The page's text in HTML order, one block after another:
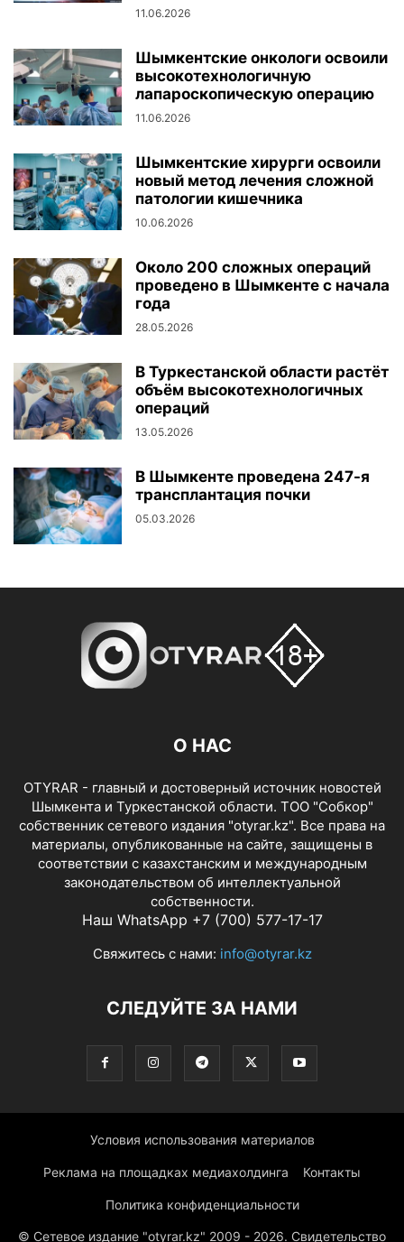
11.06.2026
Шымкентские онкологи освоили
высокотехнологичную
лапароскопическую операцию
11.06.2026
Шымкентские хирурги освоили
новый метод лечения сложной
патологии кишечника
10.06.2026
Около 200 сложных операций
проведено в Шымкенте с начала
года
28.05.2026
В Туркестанской области растёт
объём высокотехнологичных
операций
13.05.2026
В Шымкенте проведена 247-я
трансплантация почки
05.03.2026
О НАС
OTYRAR - главный и достоверный источник новостей
Шымкента и Туркестанской области. ТОО "Собкор"
собственник сетевого издания "otyrar.kz". Все права на
материалы, опубликованные на сайте, защищены в
соответствии с казахстанским и международным
законодательством об интеллектуальной
собственности.
Наш WhatsApp +7 (700) 577-17-17
Свяжитесь с нами: info@otyrar.kz
СЛЕДУЙТЕ ЗА НАМИ
Условия использования материалов
Реклама на площадках медиахолдинга Контакты
Политика конфиденциальности
© Сетевое издание "otyrar.kz" 2009 - 2026. Свидетельство